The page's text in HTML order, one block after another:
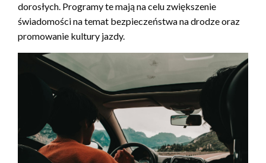
dorosłych. Programy te mają na celu zwiększenie
świadomości na temat bezpieczeństwa na drodze oraz
promowanie kultury jazdy.